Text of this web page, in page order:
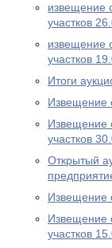
извещение
участков
извещение
участков
Итоги
Извещение
Извещение
участков
Открытый
Извещение
Извещение
участков